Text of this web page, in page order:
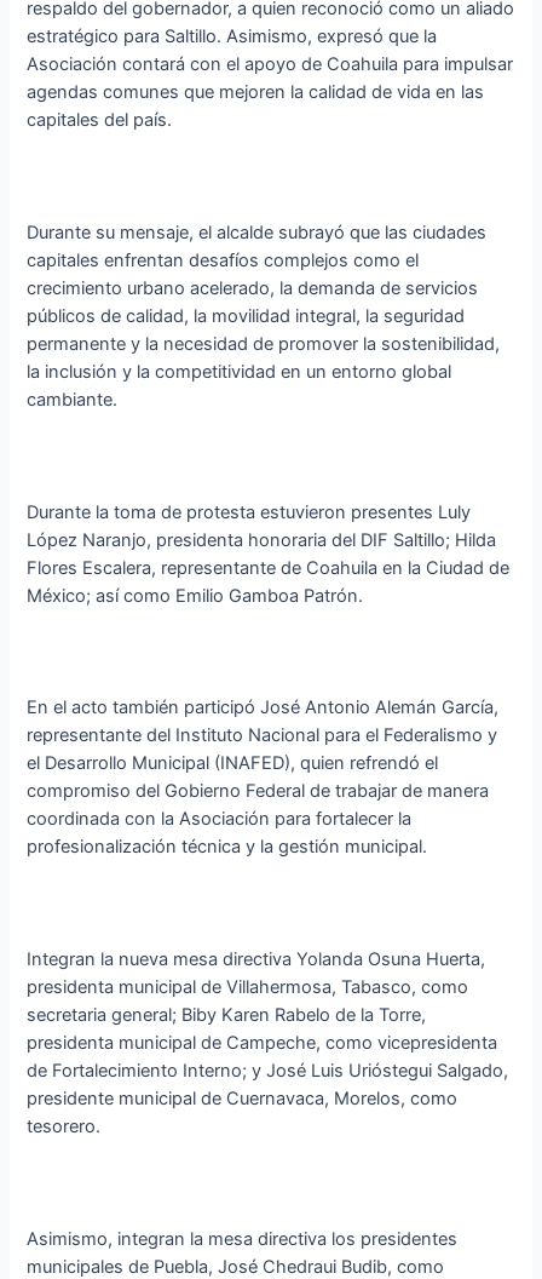
respaldo del gobernador, a quien reconoció como un aliado
estratégico para Saltillo. Asimismo, expresó que la
Asociación contará con el apoyo de Coahuila para impulsar
agendas comunes que mejoren la calidad de vida en las
capitales del país.
Durante su mensaje, el alcalde subrayó que las ciudades
capitales enfrentan desafíos complejos como el
crecimiento urbano acelerado, la demanda de servicios
públicos de calidad, la movilidad integral, la seguridad
permanente y la necesidad de promover la sostenibilidad,
la inclusión y la competitividad en un entorno global
cambiante.
Durante la toma de protesta estuvieron presentes Luly
López Naranjo, presidenta honoraria del DIF Saltillo; Hilda
Flores Escalera, representante de Coahuila en la Ciudad de
México; así como Emilio Gamboa Patrón.
En el acto también participó José Antonio Alemán García,
representante del Instituto Nacional para el Federalismo y
el Desarrollo Municipal (INAFED), quien refrendó el
compromiso del Gobierno Federal de trabajar de manera
coordinada con la Asociación para fortalecer la
profesionalización técnica y la gestión municipal.
Integran la nueva mesa directiva Yolanda Osuna Huerta,
presidenta municipal de Villahermosa, Tabasco, como
secretaria general; Biby Karen Rabelo de la Torre,
presidenta municipal de Campeche, como vicepresidenta
de Fortalecimiento Interno; y José Luis Urióstegui Salgado,
presidente municipal de Cuernavaca, Morelos, como
tesorero.
Asimismo, integran la mesa directiva los presidentes
municipales de Puebla, José Chedraui Budib, como